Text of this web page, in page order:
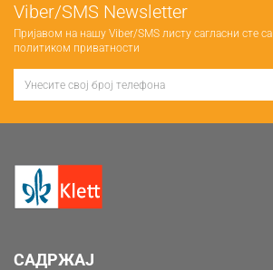
Viber/SMS Newsletter
Пријавом на нашу Viber/SMS листу сагласни сте са
политиком приватности
САДРЖАЈ